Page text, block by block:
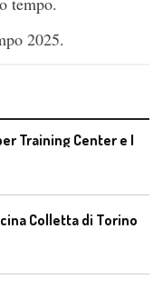
2025.
Colletta di Torino